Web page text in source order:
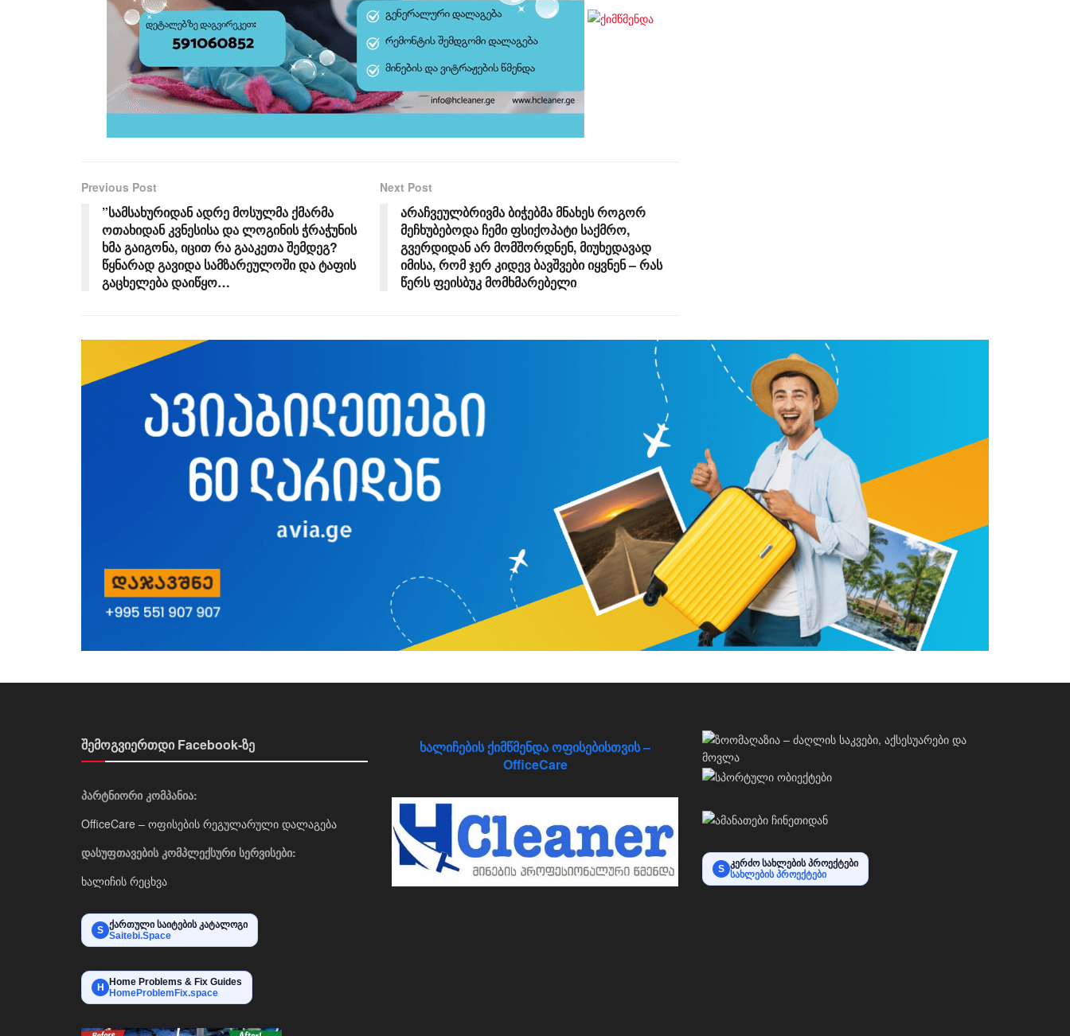
Previous Post
”სამსახურიდან ადრე მოსულმა ქმარმა
ოთახიდან კვნესისა და ლოგინის ჭრაჭუნის
ხმა გაიგონა, იცით რა გააკეთა შემდეგ?
წყნარად გავიდა სამზარეულოში და ტაფის
გაცხელება დაიწყო…
Next Post
არაჩვეულბრივმა ბიჭებმა მნახეს როგორ
მეჩხუბებოდა ჩემი ფსიქოპატი საქმრო,
გვერდიდან არ მომშორდნენ, მიუხედავად
იმისა, რომ ჯერ კიდევ ბავშვები იყვნენ – რას
წერს ფეისბუკ მომხმარებელი
შემოგვიერთდი Facebook-ზე
პარტნიორი კომპანია:
OfficeCare – ოფისების რეგულარული დალაგება
დასუფთავების კომპლექსური სერვისები:
ხალიჩის რეცხვა
S ქართული საიტების კატალოგი
Saitebi.Space
H
Home Problems & Fix Guides
HomeProblemFix.space
ხალიჩების ქიმწმენდა ოფისებისთვის –
OfficeCare
S კერძო სახლების პროექტები
სახლების პროექტები